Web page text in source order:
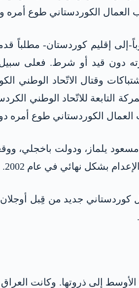
العمال الكوردستاني طوع أمره
إقليم كوردستان- مطلباً
وقتال الاتّحاد الوطني
العمال الكوردستاني طوع
2000، اجتمع بولنت أجاويد، مسعود
بشكل نهائي في عام 2002.
جديد من قِبل
إلى ذروتها. وكانت